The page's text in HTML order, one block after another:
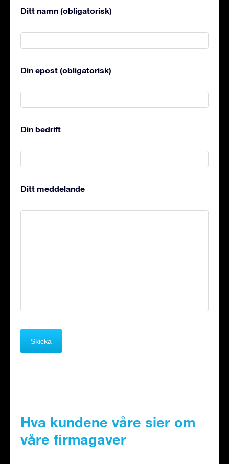
Ditt namn (obligatorisk)
Din epost (obligatorisk)
Din bedrift
Ditt meddelande
Hva kundene våre sier om
våre firmagaver